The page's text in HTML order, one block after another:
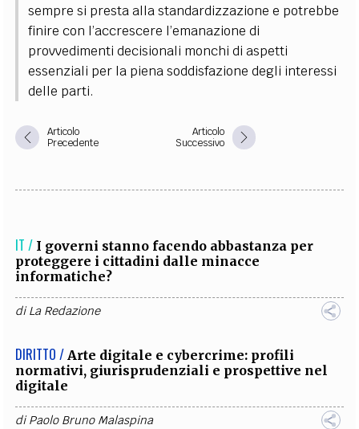
sempre si presta alla standardizzazione e potrebbe
finire con l’accrescere l’emanazione di
provvedimenti decisionali monchi di aspetti
essenziali per la piena soddisfazione degli interessi
delle parti.
Articolo
Precedente
Articolo
Successivo
IT / I governi stanno facendo abbastanza per
proteggere i cittadini dalle minacce
informatiche?
diLa Redazione
DIRITTO / Arte digitale e cybercrime: profili
normativi, giurisprudenziali e prospettive nel
digitale
diPaolo Bruno Malaspina